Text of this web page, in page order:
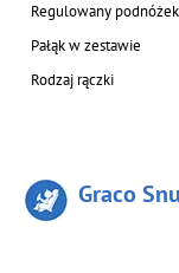
Regulowany podnóżek
Pałąk w zestawie
Rodzaj rączki
Graco